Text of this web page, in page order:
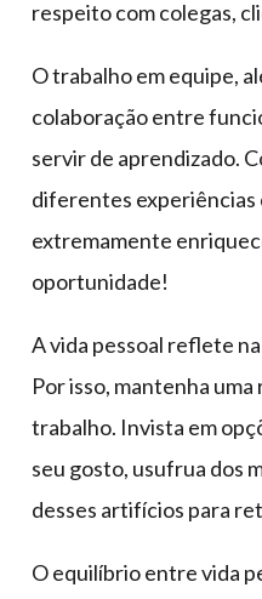
respeito com colegas,
O trabalho em equipe,
colaboração entre
servir de aprendizado.
diferentes experiências
extremamente
oportunidade!
A vida pessoal reflete
Por isso, mantenha
trabalho. Invista em
seu gosto, usufrua dos
desses artifícios para
O equilíbrio entre vida